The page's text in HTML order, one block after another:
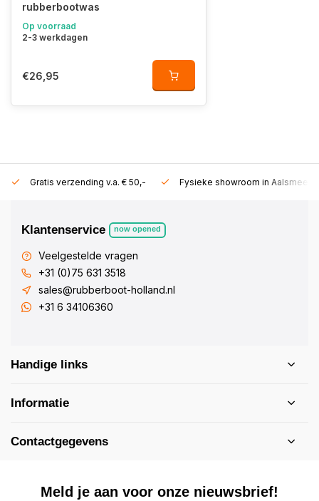
rubberbootwas
Op voorraad
2-3 werkdagen
€26,95
Gratis verzending v.a. € 50,- Fysieke showroom in Aalsmeer!
Klantenservice now opened
Veelgestelde vragen
+31 (0)75 631 3518
sales@rubberboot-holland.nl
+31 6 34106360
Handige links
Informatie
Contactgegevens
Meld je aan voor onze nieuwsbrief!